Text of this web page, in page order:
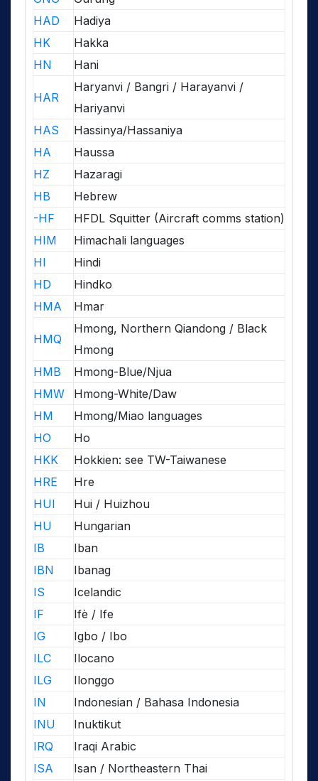
HAD
Hadiya
HK
Hakka
HN
Hani
HAR
Haryanvi / Bangri / Harayanvi /
Hariyanvi
HAS
Hassinya/Hassaniya
HA
Haussa
HZ
Hazaragi
HB
Hebrew
-HF
HFDL Squitter (Aircraft comms station)
HIM
Himachali languages
HI
Hindi
HD
Hindko
HMA
Hmar
HMQ
Hmong, Northern Qiandong / Black
Hmong
HMB
Hmong-Blue/Njua
HMW
Hmong-White/Daw
HM
Hmong/Miao languages
HO
Ho
HKK
Hokkien: see TW-Taiwanese
HRE
Hre
HUI
Hui / Huizhou
HU
Hungarian
IB
Iban
IBN
Ibanag
IS
Icelandic
IF
Ifè / Ife
IG
Igbo / Ibo
ILC
Ilocano
ILG
Ilonggo
IN
Indonesian / Bahasa Indonesia
INU
Inuktikut
IRQ
Iraqi Arabic
ISA
Isan / Northeastern Thai